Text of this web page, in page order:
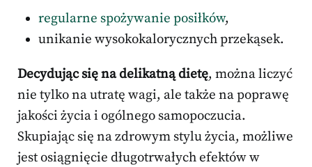
regularne spożywanie posiłków,
unikanie wysokokalorycznych przekąsek.
Decydując się na delikatną dietę, można liczyć
nie tylko na utratę wagi, ale także na poprawę
jakości życia i ogólnego samopoczucia.
Skupiając się na zdrowym stylu życia, możliwe
jest osiągnięcie długotrwałych efektów w